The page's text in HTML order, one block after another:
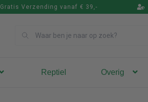
Gratis Verzending vanaf € 39,-
Reptiel Overig